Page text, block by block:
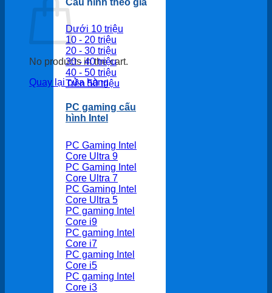
No products in the cart.
Quay lại cửa hàng
Dưới 10 triệu
10 - 20 triệu
20 - 30 triệu
30 - 40 triệu
40 - 50 triệu
Trên 50 triệu
PC gaming cấu
hình Intel
PC Gaming Intel
Core Ultra 9
PC Gaming Intel
Core Ultra 7
PC Gaming Intel
Core Ultra 5
PC gaming Intel
Core i9
PC gaming Intel
Core i7
PC gaming Intel
Core i5
PC gaming Intel
Core i3